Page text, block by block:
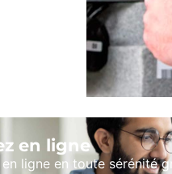
en ligne
ligne en toute sérénité